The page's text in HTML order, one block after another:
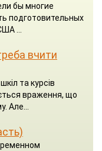
бы многие
подготовительных
...
вчити
та курсів
враження, що
Але...